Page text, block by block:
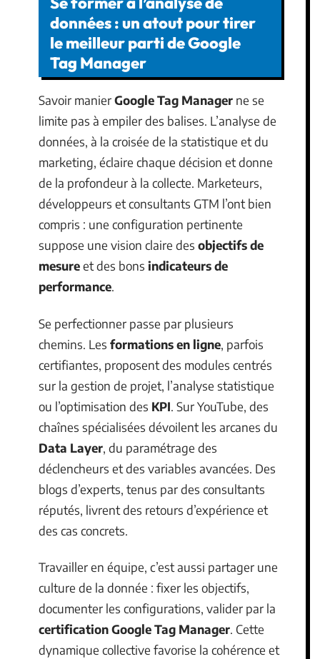
données : un atout pour tirer
le meilleur parti de Google
Tag Manager
Savoir manierGoogle Tag Manager ne se
limite pas à empiler des balises. L’analyse de
données, à la croisée de la statistique et du
marketing, éclaire chaque décision et donne
de la profondeur à la collecte. Marketeurs,
développeurs et consultants GTM l’ont bien
compris : une configuration pertinente
suppose une vision claire des objectifs de
mesureet des bons indicateurs de
performance.
Se perfectionner passe par plusieurs
chemins. Les formations en ligne, parfois
certifiantes, proposent des modules centrés
sur la gestion de projet, l’analyse statistique
ou l’optimisation des KPI. Sur YouTube, des
chaînes spécialisées dévoilent les arcanes du
Data Layer, du paramétrage des
déclencheurs et des variables avancées. Des
blogs d’experts, tenus par des consultants
réputés, livrent des retours d’expérience et
des cas concrets.
Travailler en équipe, c’est aussi partager une
culture de la donnée : fixer les objectifs,
documenter les configurations, valider par la
certification Google Tag Manager. Cette
dynamique collective favorise la cohérence et